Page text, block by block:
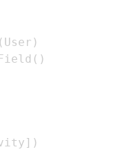
( User )
( )
] )